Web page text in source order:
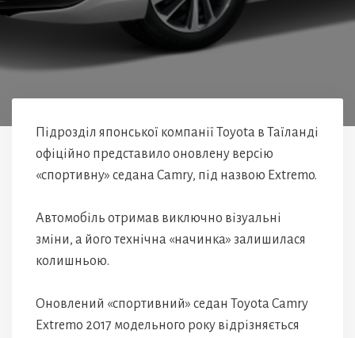
Підрозділ японської компанії Toyota в Таїланді
офіційно представило оновлену версію
«спортивну» седана Camry, під назвою Extremo.
Автомобіль отримав виключно візуальні
зміни, а його технічна «начинка» залишилася
колишньою.
Оновлений «спортивний» седан Toyota Camry
Extremo 2017 модельного року відрізняється